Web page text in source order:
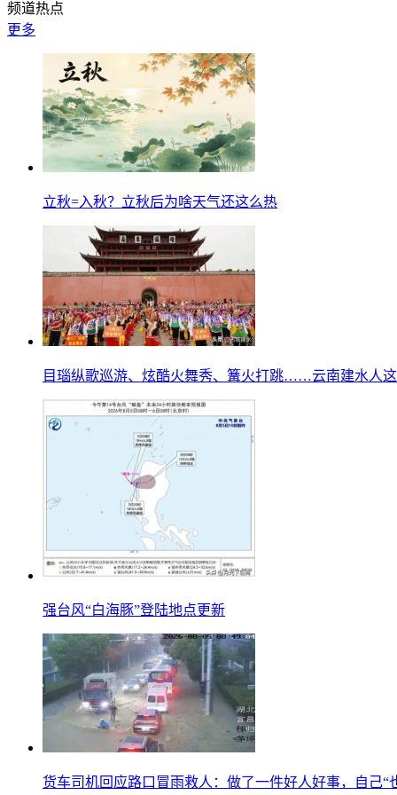
频道热点
更多
立秋=入秋？立秋后为啥天气还这么热
目瑙纵歌巡游、炫酷火舞秀、篝火打跳……云南建水人
强台风“白海豚”登陆地点更新
货车司机回应路口冒雨救人：做了一件好人好事，自己“